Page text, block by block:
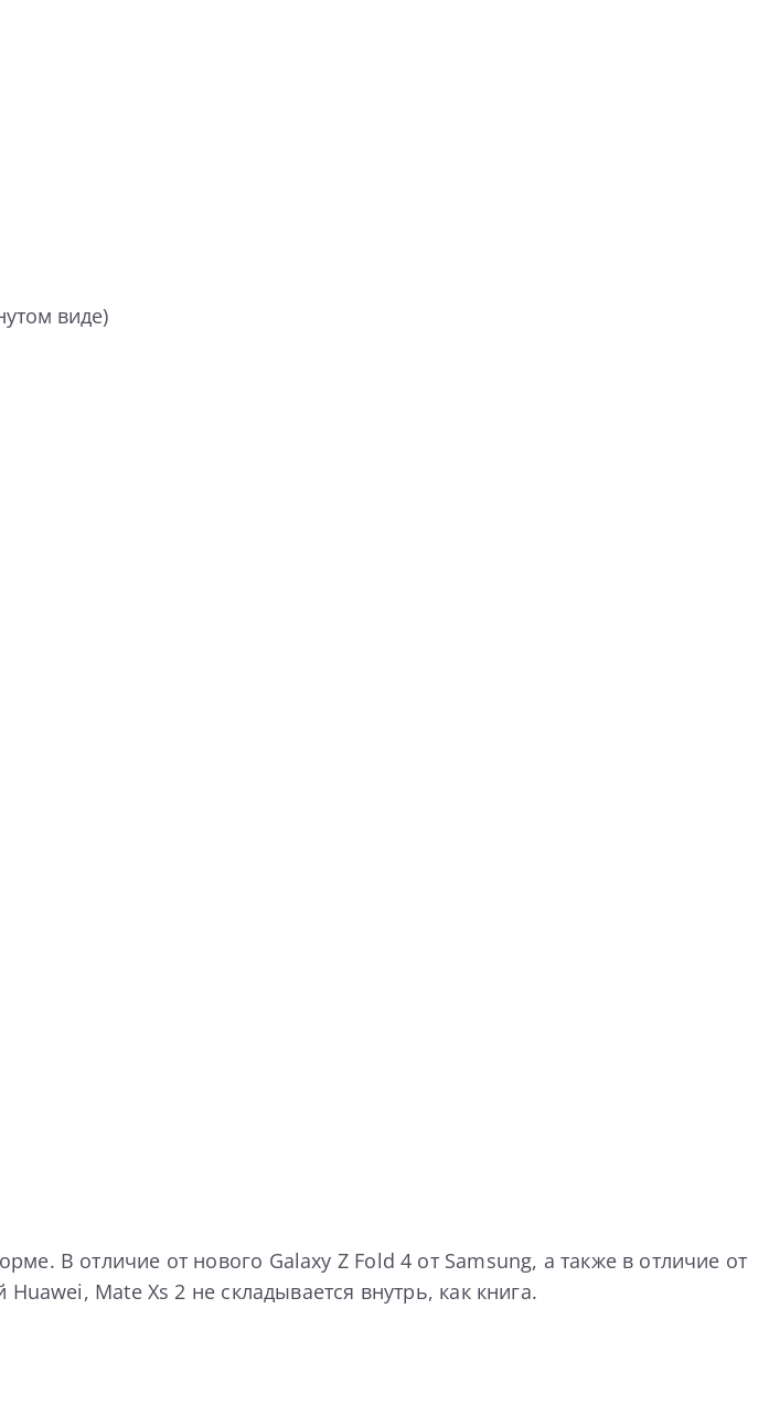
виде)
В отличие от нового Galaxy Z Fold 4 от Samsung, а также в отличие от
Mate Xs 2 не складывается внутрь, как книга.